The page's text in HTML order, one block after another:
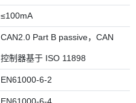
≤100mA
CAN2.0 Part B passive，CAN
控制器基于 ISO 11898
EN61000-6-2